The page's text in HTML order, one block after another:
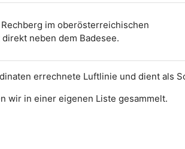
Rechberg im oberösterreichischen
neben dem Badesee.
errechnete Luftlinie und dient als
wir in einer eigenen Liste gesammelt.